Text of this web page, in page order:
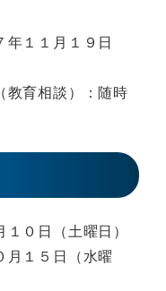
年１１月１９日
教育相談）：随時
１０日（土曜日）
月１５日（水曜